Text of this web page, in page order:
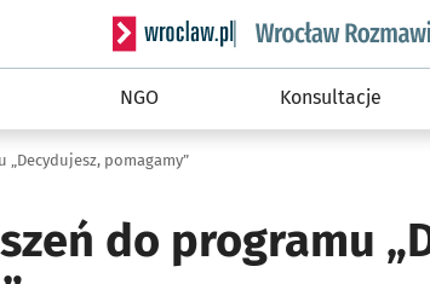
Serwis informacyjny wroclaw.pl
NGO Konsultacje
„Decydujesz, pomagamy”
do programu